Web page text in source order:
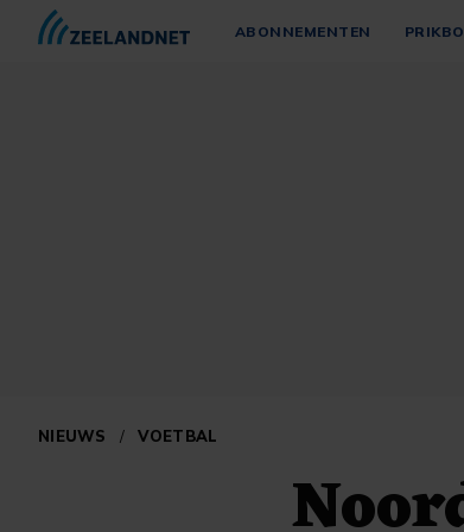
ABONNEMENTEN
NIEUWS / VOETBAL